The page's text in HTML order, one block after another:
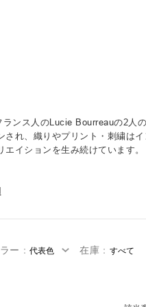
ンス人のLucie Bourreauの2人
され、織りやプリント・刺繍は
エイションを生み続けています。
ー ： 在庫 ：